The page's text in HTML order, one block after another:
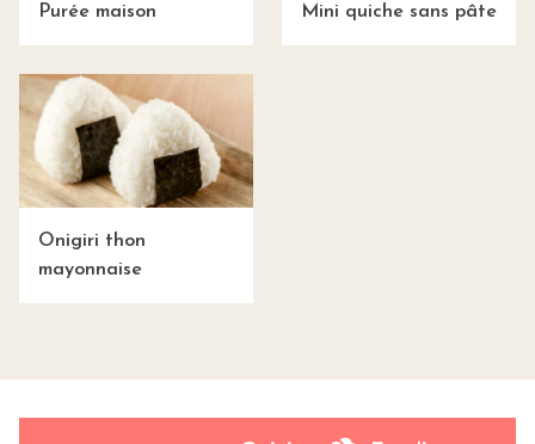
Purée maison Mini quiche sans pâte
Onigiri thon
mayonnaise